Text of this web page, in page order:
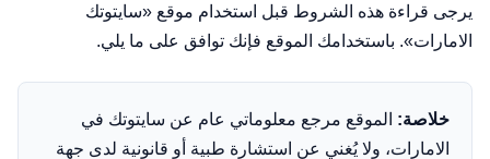
يرجى قراءة هذه الشروط قبل استخدام موقع «سايتوتك
الامارات». باستخدامك الموقع فإنك توافق على ما يلي.
خلاصة: الموقع مرجع معلوماتي عام عن سايتوتك في
الامارات، ولا يُغني عن استشارة طبية أو قانونية لدى جهة